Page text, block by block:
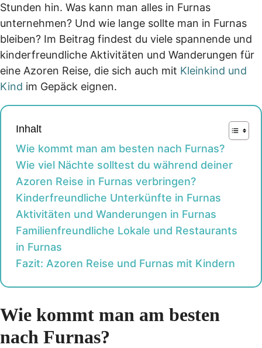
Stunden hin. Was kann man alles in Furnas
unternehmen? Und wie lange sollte man in Furnas
bleiben? Im Beitrag findest du viele spannende und
kinderfreundliche Aktivitäten und Wanderungen für
eine Azoren Reise, die sich auch mit Kleinkind und
Kind im Gepäck eignen.
Inhalt
Wie kommt man am besten nach Furnas?
Wie viel Nächte solltest du während deiner
Azoren Reise in Furnas verbringen?
Kinderfreundliche Unterkünfte in Furnas
Aktivitäten und Wanderungen in Furnas
Familienfreundliche Lokale und Restaurants
in Furnas
Fazit: Azoren Reise und Furnas mit Kindern
Wie kommt man am besten
nach Furnas?